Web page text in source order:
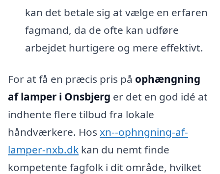
kan det betale sig at vælge en erfaren
fagmand, da de ofte kan udføre
arbejdet hurtigere og mere effektivt.
For at få en præcis pris på ophængning
af lamper i Onsbjerg er det en god idé at
indhente flere tilbud fra lokale
håndværkere. Hos xn--ophngning-af-
lamper-nxb.dk kan du nemt finde
kompetente fagfolk i dit område, hvilket